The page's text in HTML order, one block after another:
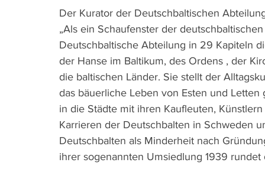
Der Kurator der Deutschbaltischen
„Als ein Schaufenster der
Deutschbaltische Abteilung in 29 Kapiteln
der Hanse im Baltikum, des Ordens , der
die baltischen Länder. Sie stellt der
das bäuerliche Leben von Esten und
in die Städte mit ihren Kaufleuten,
Karrieren der Deutschbalten in Schweden
Deutschbalten als Minderheit nach
ihrer sogenannten Umsiedlung 1939 rundet